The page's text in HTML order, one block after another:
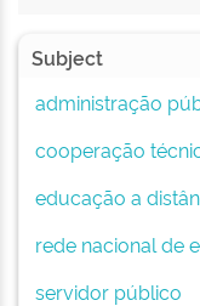
Subject
administração
cooperação
educação a
rede nacional de
servidor público